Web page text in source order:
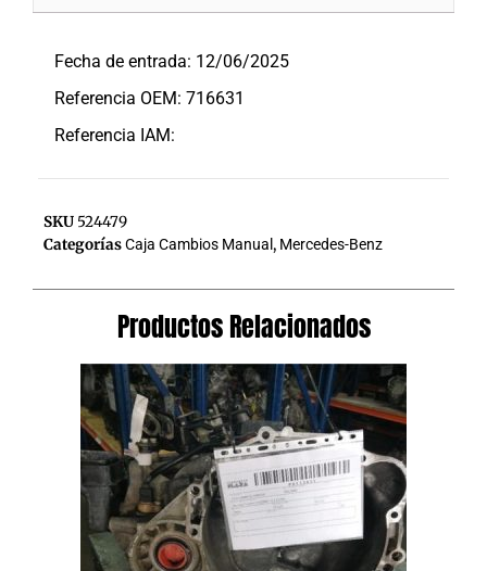
Fecha de entrada: 12/06/2025
Referencia OEM: 716631
Referencia IAM:
SKU 524479
CategoríasCaja Cambios Manual , Mercedes-Benz
Productos Relacionados